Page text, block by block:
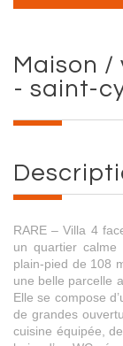
maison / villa 108 m² - 4 pièces
- saint-
RARE – Villa 4
un quartier calme
plain-pied de 108
une belle parcelle
Elle se compose
de grandes
cuisine équipée,